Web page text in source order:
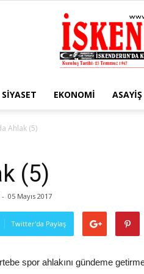
SIYASET EKONOMI ASAYIŞ
Ahlak (5)
(5)
- 05 Mayıs 2017
Twitter'da Paylaş
spor ahlakını gündeme